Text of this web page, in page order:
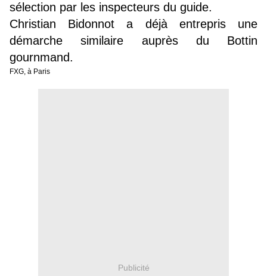
sélection par les inspecteurs du guide.
Christian Bidonnot a déjà entrepris une
démarche similaire auprès du Bottin
gournmand.
FXG, à Paris
Publicité